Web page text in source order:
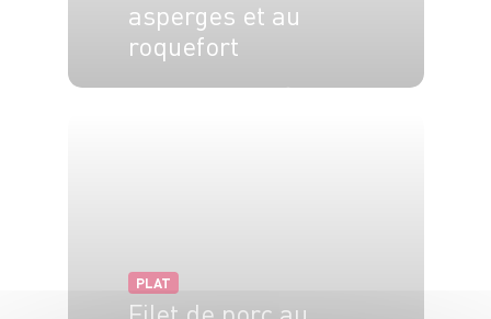
asperges et au
roquefort
PLAT